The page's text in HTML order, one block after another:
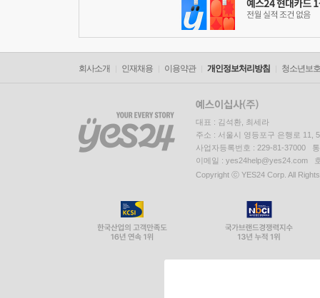
회사소개 인재채용 이용약관 개인정보처리방침 청소년보
대표 : 김석환, 최세라
주소 : 서울시 영등포구 은행로 11,
사업자등록번호 : 229-81-37000
이메일 : yes24help@yes24.com
Copyright ⓒ YES24 Corp. All